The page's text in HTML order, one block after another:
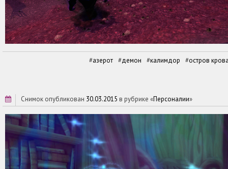
азерот демон калимдор остров
снимок опубликован 30.03.2015 в рубрике «Персоналии»